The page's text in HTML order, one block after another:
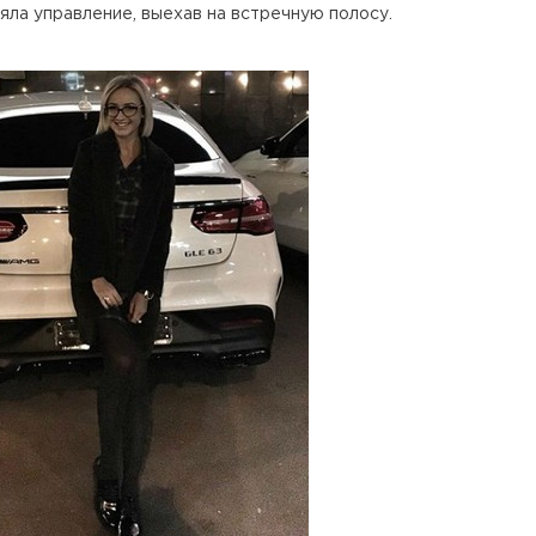
управление, выехав на встречную полосу.